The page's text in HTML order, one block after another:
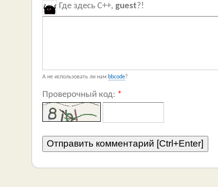
Где здесь C++, guest?!
А не использовать ли нам bbcode?
Проверочный код: *